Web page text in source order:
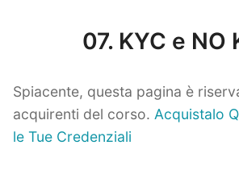
07. KYC e NO
Spiacente, questa pagina è
acquirenti del corso. Acquistalo
le Tue Credenziali